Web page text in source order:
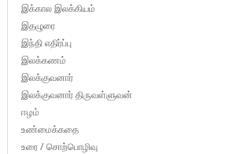
இக்கால இலக்கியம்
இதழுரை
இந்தி எதிர்ப்பு
இலக்கணம்
இலக்குவனார்
இலக்குவனார் திருவள்ளுவன்
ஈழம்
உண்மைக்கதை
உரை / சொற்பொழிவு